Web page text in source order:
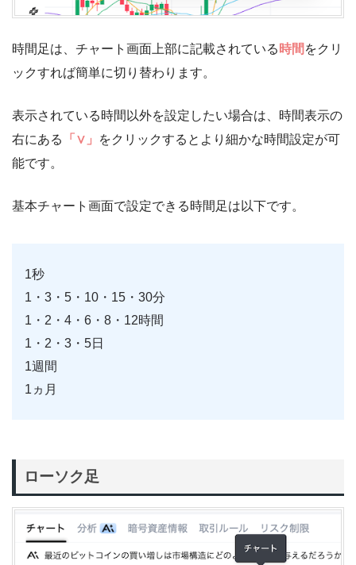
時間足は、チャート画面上部に記載されている 時間 をクリ
ックすれば簡単に切り替わります。
表示されている時間以外を設定したい場合は、時間表示の
右にある
「∨」
をクリックするとより細かな時間設定が可
能です。
基本チャート画面で設定できる時間足は以下です。
1秒
1・3・5・10・15・30分
1・2・4・6・8・12時間
1・2・3・5日
1週間
1ヵ月
ローソク足